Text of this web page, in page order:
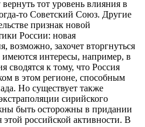
тот уровень влияния в
то Советский Союз. Другие
признак новой
России: новая
возможно, захочет вторгнуться
имеются интересы, например, в
сводятся к тому, что Россия
в этом регионе, способным
Но существует также
сирийского
быть осторожны в придании
российской активности. В